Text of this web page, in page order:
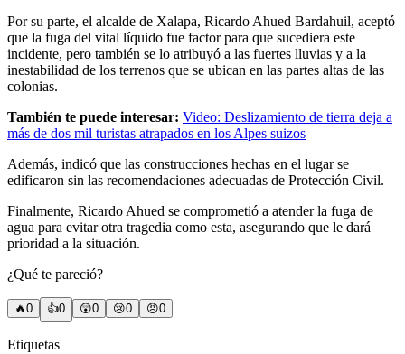
Por su parte, el alcalde de Xalapa, Ricardo Ahued Bardahuil, aceptó
que la fuga del vital líquido fue factor para que sucediera este
incidente, pero también se lo atribuyó a las fuertes lluvias y a la
inestabilidad de los terrenos que se ubican en las partes altas de las
colonias.
También te puede interesar: Video: Deslizamiento de tierra deja a
más de dos mil turistas atrapados en los Alpes suizos
Además, indicó que las construcciones hechas en el lugar se
edificaron sin las recomendaciones adecuadas de Protección Civil.
Finalmente, Ricardo Ahued se comprometió a atender la fuga de
agua para evitar otra tragedia como esta, asegurando que le dará
prioridad a la situación.
¿Qué te pareció?
🔥0 👍0 😲0 😢0 😠0
Etiquetas